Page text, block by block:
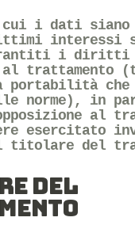
cui i dati
interessi
i diritti
trattamento
che
norme), in
al
esercitato
titolare del
DEL